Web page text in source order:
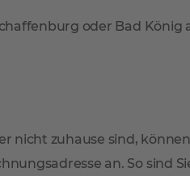
oder Bad
nicht zuhause sind,
an. So sind